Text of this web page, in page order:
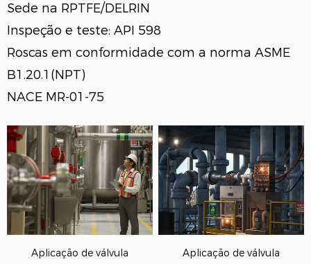
Sede na RPTFE/DELRIN
Inspeção e teste: API 598
Roscas em conformidade com a norma ASME
B1.20.1(NPT)
NACE MR-01-75
Aplicação de válvula Aplicação de válvula